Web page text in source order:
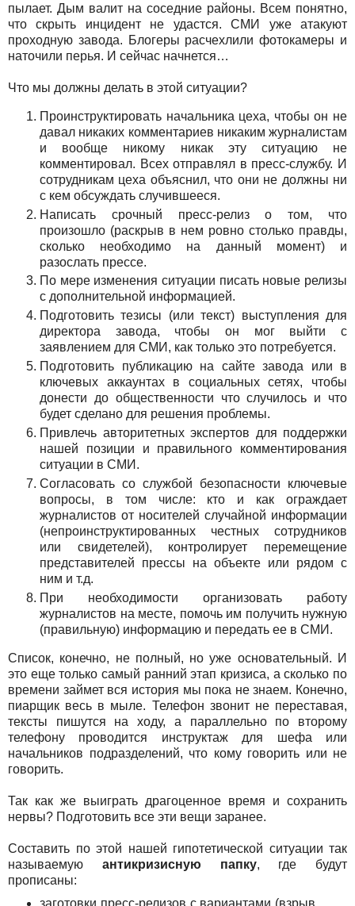
пылает. Дым валит на соседние районы. Всем понятно,
что скрыть инцидент не удастся. СМИ уже атакуют
проходную завода. Блогеры расчехлили фотокамеры и
наточили перья. И сейчас начнется…
Что мы должны делать в этой ситуации?
Проинструктировать начальника цеха, чтобы он не
давал никаких комментариев никаким журналистам
и вообще никому никак эту ситуацию не
комментировал. Всех отправлял в пресс-службу. И
сотрудникам цеха объяснил, что они не должны ни
с кем обсуждать случившееся.
Написать срочный пресс-релиз о том, что
произошло (раскрыв в нем ровно столько правды,
сколько необходимо на данный момент) и
разослать прессе.
По мере изменения ситуации писать новые релизы
с дополнительной информацией.
Подготовить тезисы (или текст) выступления для
директора завода, чтобы он мог выйти с
заявлением для СМИ, как только это потребуется.
Подготовить публикацию на сайте завода или в
ключевых аккаунтах в социальных сетях, чтобы
донести до общественности что случилось и что
будет сделано для решения проблемы.
Привлечь авторитетных экспертов для поддержки
нашей позиции и правильного комментирования
ситуации в СМИ.
Согласовать со службой безопасности ключевые
вопросы, в том числе: кто и как ограждает
журналистов от носителей случайной информации
(непроинструктированных честных сотрудников
или свидетелей), контролирует перемещение
представителей прессы на объекте или рядом с
ним и т.д.
При необходимости организовать работу
журналистов на месте, помочь им получить нужную
(правильную) информацию и передать ее в СМИ.
Список, конечно, не полный, но уже основательный. И
это еще только самый ранний этап кризиса, а сколько по
времени займет вся история мы пока не знаем. Конечно,
пиарщик весь в мыле. Телефон звонит не переставая,
тексты пишутся на ходу, а параллельно по второму
телефону проводится инструктаж для шефа или
начальников подразделений, что кому говорить или не
говорить.
Так как же выиграть драгоценное время и сохранить
нервы? Подготовить все эти вещи заранее.
Составить по этой нашей гипотетической ситуации так
называемую антикризисную папку, где будут
прописаны:
заготовки пресс-релизов с вариантами (взрыв